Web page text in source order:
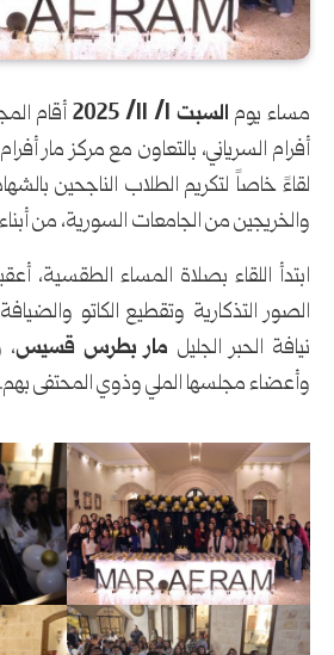
مساء يوم السبت 1/ 11/ 2025
أقام
أفرام السرياني، بالتعاون مع مركز مار أفرام
لقاءً خاصاً لتكريم الطلاب الناجحين
والخريجين من الجامعات السورية، من أبناء
ابتدأ اللقاء بصلاة المساء الطقسية،
الصور التذكارية وتقطيع الكاتو
نيافة الحبر الجليل مار بطرس قسيس،
وأعضاء مجلسها الملي وذوي المحتفى بهم.